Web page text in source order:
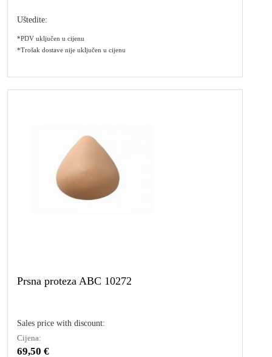
Uštedite:
*PDV uključen u cijenu
*Trošak dostave nije uključen u cijenu
Prsna proteza ABC 10272
Sales price with discount:
Cijena:
69,50 €